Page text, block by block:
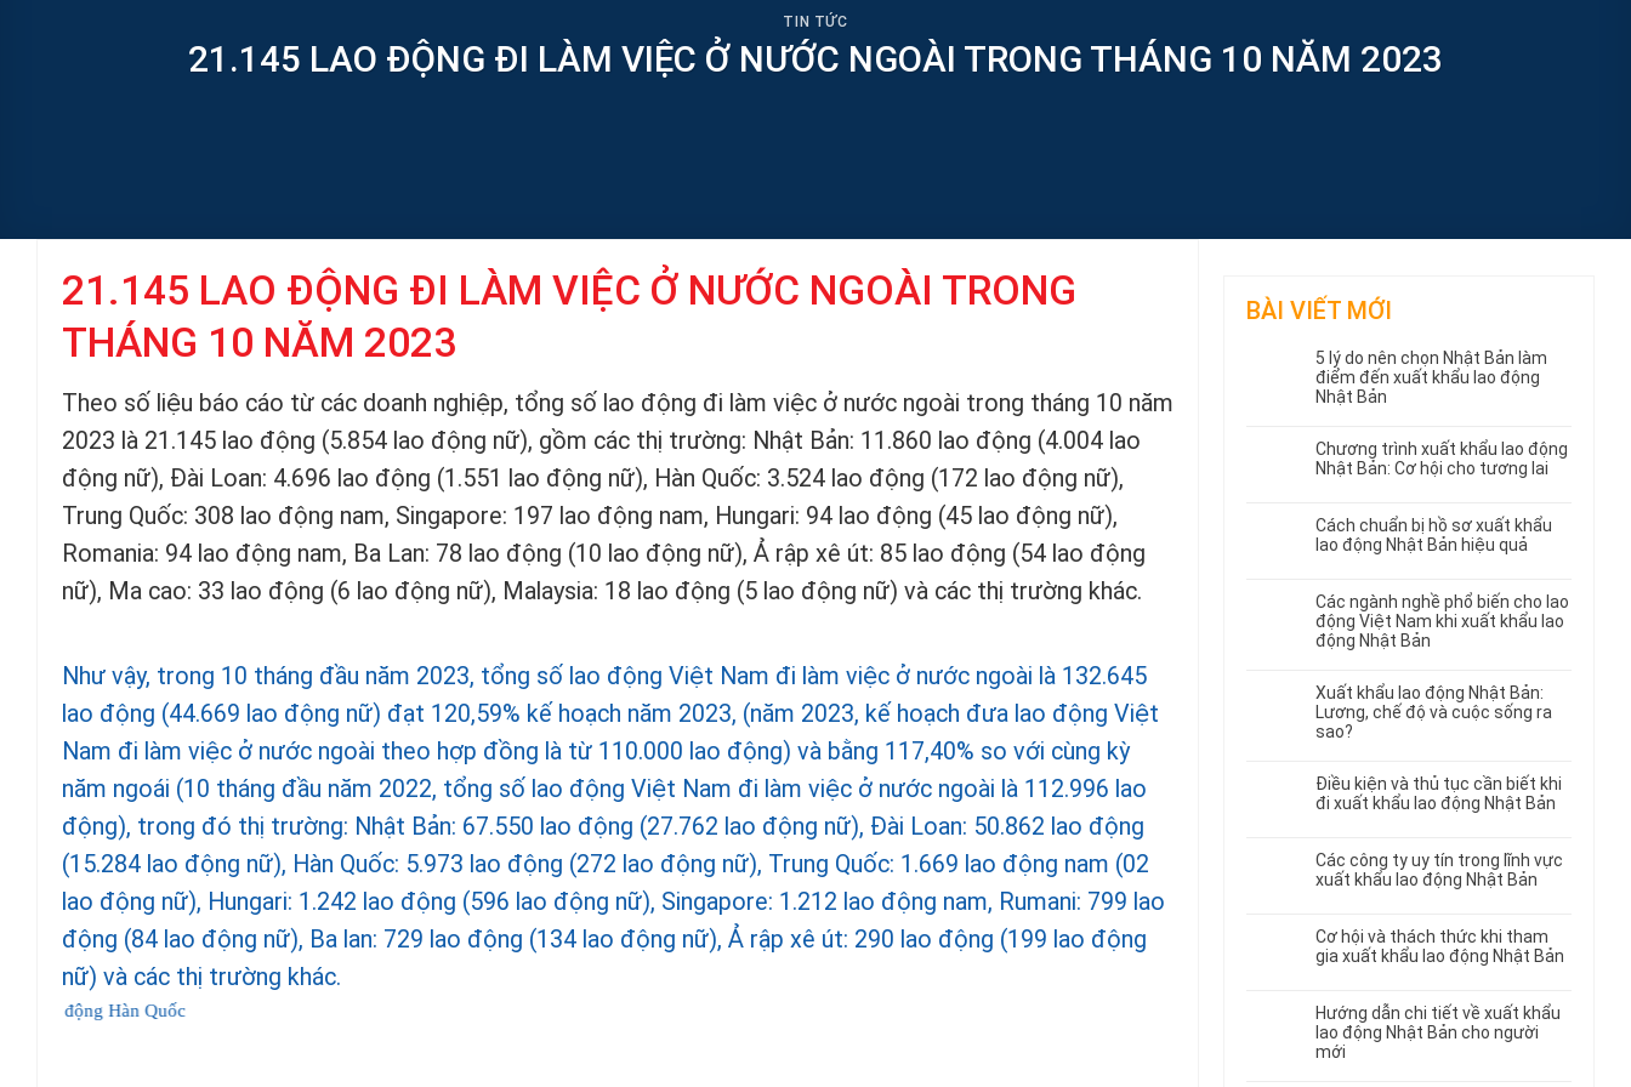
TIN TỨC
21.145 LAO ĐỘNG ĐI LÀM VIỆC Ở NƯỚC NGOÀI TRONG THÁNG 10 NĂM 2023
21.145 LAO ĐỘNG ĐI LÀM VIỆC Ở NƯỚC NGOÀI TRONG
THÁNG 10 NĂM 2023
Theo số liệu báo cáo từ các doanh nghiệp, tổng số lao động đi làm việc ở nước ngoài trong tháng 10 năm
2023 là 21.145 lao động (5.854 lao động nữ), gồm các thị trường: Nhật Bản: 11.860 lao động (4.004 lao
động nữ), Đài Loan: 4.696 lao động (1.551 lao động nữ), Hàn Quốc: 3.524 lao động (172 lao động nữ),
Trung Quốc: 308 lao động nam, Singapore: 197 lao động nam, Hungari: 94 lao động (45 lao động nữ),
Romania: 94 lao động nam, Ba Lan: 78 lao động (10 lao động nữ), Ả rập xê út: 85 lao động (54 lao động
nữ), Ma cao: 33 lao động (6 lao động nữ), Malaysia: 18 lao động (5 lao động nữ) và các thị trường khác.
Như vậy, trong 10 tháng đầu năm 2023, tổng số lao động Việt Nam đi làm việc ở nước ngoài là 132.645
lao động (44.669 lao động nữ) đạt 120,59% kế hoạch năm 2023, (năm 2023, kế hoạch đưa lao động Việt
Nam đi làm việc ở nước ngoài theo hợp đồng là từ 110.000 lao động) và bằng 117,40% so với cùng kỳ
năm ngoái (10 tháng đầu năm 2022, tổng số lao động Việt Nam đi làm việc ở nước ngoài là 112.996 lao
động), trong đó thị trường: Nhật Bản: 67.550 lao động (27.762 lao động nữ), Đài Loan: 50.862 lao động
(15.284 lao động nữ), Hàn Quốc: 5.973 lao động (272 lao động nữ), Trung Quốc: 1.669 lao động nam (02
lao động nữ), Hungari: 1.242 lao động (596 lao động nữ), Singapore: 1.212 lao động nam, Rumani: 799 lao
động (84 lao động nữ), Ba lan: 729 lao động (134 lao động nữ), Ả rập xê út: 290 lao động (199 lao động
nữ) và các thị trường khác.
BÀI VIẾT MỚI
5 lý do nên chọn Nhật Bản làm
điểm đến xuất khẩu lao động
Nhật Bản
Chương trình xuất khẩu lao động
Nhật Bản: Cơ hội cho tương lai
Cách chuẩn bị hồ sơ xuất khẩu
lao động Nhật Bản hiệu quả
Các ngành nghề phổ biến cho lao
động Việt Nam khi xuất khẩu lao
động Nhật Bản
Xuất khẩu lao động Nhật Bản:
Lương, chế độ và cuộc sống ra
sao?
Điều kiện và thủ tục cần biết khi
đi xuất khẩu lao động Nhật Bản
Các công ty uy tín trong lĩnh vực
xuất khẩu lao động Nhật Bản
Cơ hội và thách thức khi tham
gia xuất khẩu lao động Nhật Bản
Hướng dẫn chi tiết về xuất khẩu
lao động Nhật Bản cho người
mới